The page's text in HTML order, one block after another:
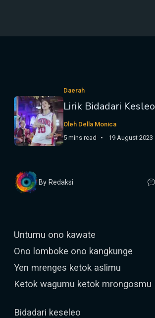
Daerah
Lirik Bidadari Kesleo
Oleh Della Monica
5 mins read
19 August 2023
By Redaksi
Untumu ono kawate
Ono lomboke ono kangkunge
Yen mrenges ketok aslimu
Ketok wagumu ketok mrongosmu
Bidadari keseleo